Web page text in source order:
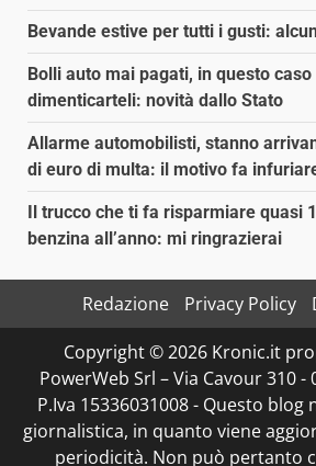
Bevande estive per tutti i gusti:
Bolli auto mai pagati, in questo caso
dimenticarteli: novità dallo Stato
Allarme automobilisti, stanno
di euro di multa: il motivo fa
Il trucco che ti fa risparmiare quasi
benzina all’anno: mi ringrazierai
Redazione Privacy Policy
Copyright © 2026 Kronic.it
PowerWeb Srl – Via Cavour 310 -
P.Iva 15336031008 - Questo blog
giornalistica, in quanto viene
periodicità. Non può pertanto